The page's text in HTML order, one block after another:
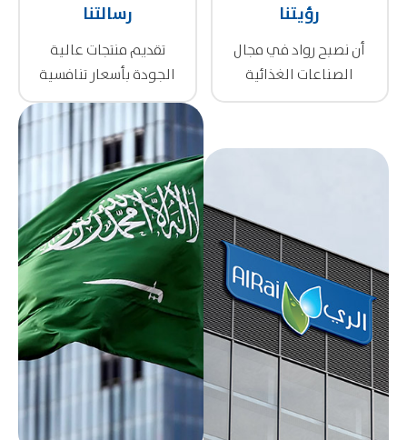
رؤيتنا
أن نصبح رواد في مجال
الصناعات الغذائية
رسالتنا
تقديم منتجات عالية
الجودة بأسعار تنافسية